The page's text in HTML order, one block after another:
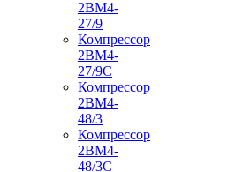
2ВМ4-
27/9
Компрессор
2ВМ4-
27/9С
Компрессор
2ВМ4-
48/3
Компрессор
2ВМ4-
48/3С